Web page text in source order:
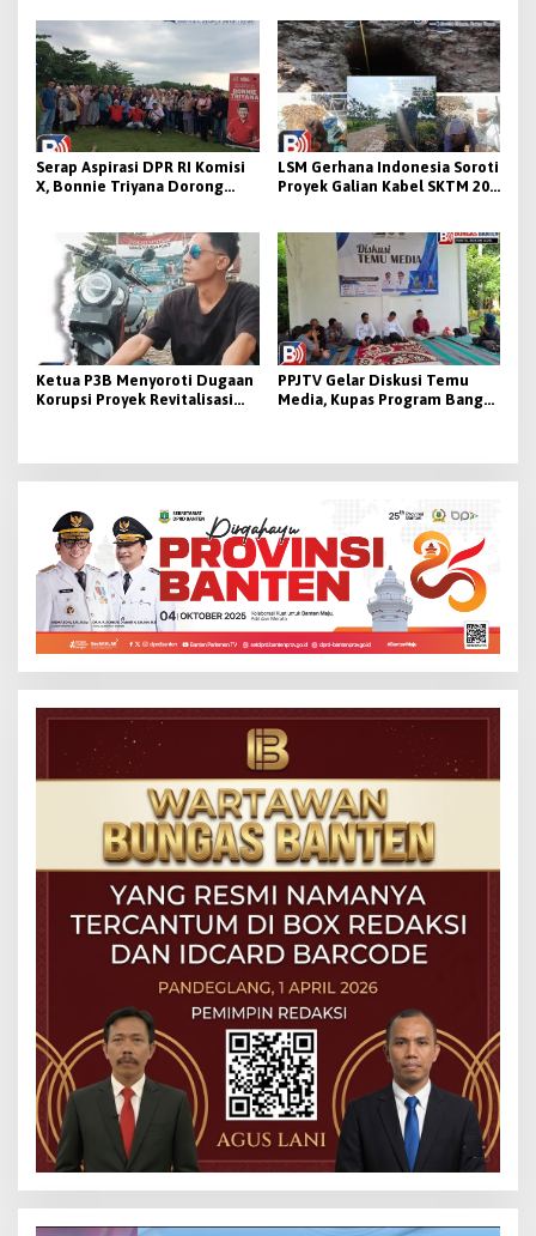
Serap Aspirasi DPR RI Komisi
X, Bonnie Triyana Dorong
Pandeglang
LSM Gerhana Indonesia Soroti
Proyek Galian Kabel SKTM 20
Ketua P3B Menyoroti Dugaan
Korupsi Proyek Revitalisasi
PPJTV Gelar Diskusi Temu
Media, Kupas Program Bang